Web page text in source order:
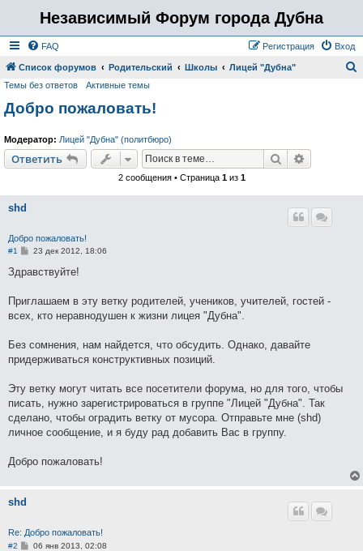
Независимый Форум города Дубна
FAQ Вход
Регистрация
Список форумов Родительский Школы Лицей "Дубна"
Темы без ответов Активные темы
Добро пожаловать!
Модератор: Лицей "Дубна" (политбюро)
Ответить Поиск
2 сообщения • Страница 1из 1
shd
Добро пожаловать!
#1
С
о
е
и
23 дек 2012, 18:06
Здравствуйте!
Приглашаем в эту ветку родителей, учеников, учителей, гостей -
всех, кто неравнодушен к жизни лицея "Дубна".
Без сомнения, нам найдется, что обсудить. Однако, давайте
придерживаться конструктивных позиций.
Эту ветку могут читать все посетители форума, но для того, чтобы
писать, нужно зарегистрироваться в группе "Лицей "Дубна". Так
сделано, чтобы оградить ветку от мусора. Отправьте мне (shd)
личное сообщение, и я буду рад добавить Вас в группу.
Добро пожаловать!
shd
Re: Добро пожаловать!
#2
С06 янв 2013, 02:08